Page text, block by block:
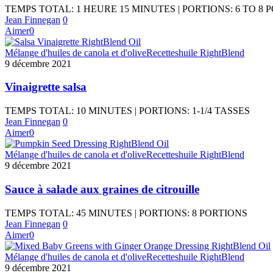
TEMPS TOTAL: 1 HEURE 15 MINUTES | PORTIONS: 6 TO 8
Jean Finnegan 0
Aimer0
Mélange d'huiles de canola et d'oliveRecetteshuile RightBlend
9 décembre 2021
Vinaigrette salsa
TEMPS TOTAL: 10 MINUTES | PORTIONS: 1-1/4 TASSES
Jean Finnegan 0
Aimer0
Mélange d'huiles de canola et d'oliveRecetteshuile RightBlend
9 décembre 2021
Sauce à salade aux graines de citrouille
TEMPS TOTAL: 45 MINUTES | PORTIONS: 8 PORTIONS
Jean Finnegan 0
Aimer0
Mélange d'huiles de canola et d'oliveRecetteshuile RightBlend
9 décembre 2021